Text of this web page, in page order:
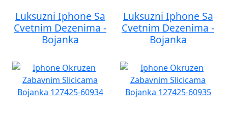
Luksuzni Iphone Sa
Cvetnim Dezenima -
Bojanka
Luksuzni Iphone Sa
Cvetnim Dezenima -
Bojanka